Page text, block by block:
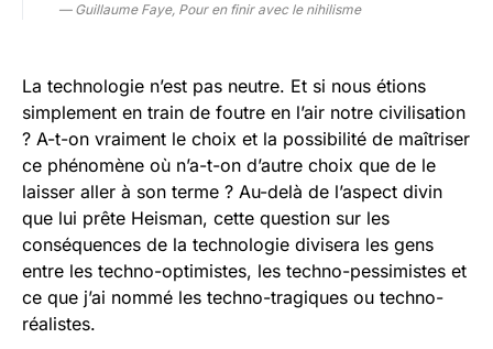
— Guillaume Faye, Pour en finir avec le nihilisme
La technologie n’est pas neutre. Et si nous étions
simplement en train de foutre en l’air notre civilisation
? A-t-on vraiment le choix et la possibilité de maîtriser
ce phénomène où n’a-t-on d’autre choix que de le
laisser aller à son terme ? Au-delà de l’aspect divin
que lui prête Heisman, cette question sur les
conséquences de la technologie divisera les gens
entre les techno-optimistes, les techno-pessimistes et
ce que j’ai nommé les techno-tragiques ou techno-
réalistes.